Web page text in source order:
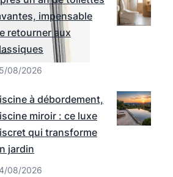
impensable
retourner aux
08/2026
à débordement,
miroir : ce luxe
qui transforme
jardin
08/2026